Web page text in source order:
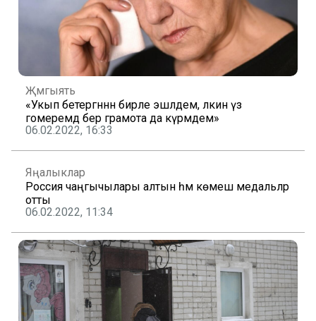
Җәмгыять
«Укып бетергәннән бирле эшләдем, ләкин үз
гомеремдә бер грамота да күрмәдем»
06.02.2022, 16:33
Яңалыклар
Россия чаңгычылары алтын һәм көмеш медальләр
отты
06.02.2022, 11:34